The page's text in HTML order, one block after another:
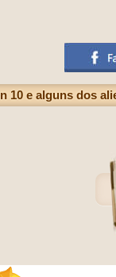
10 e alguns dos